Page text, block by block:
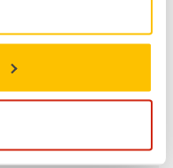
сотрудников
Майлот, менеджер